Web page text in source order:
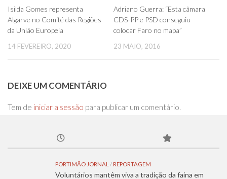
Isilda Gomes representa
Algarve no Comité das Regiões
da União Europeia
14 FEVEREIRO, 2020
Adriano Guerra: “Esta câmara
CDS-PP e PSD conseguiu
colocar Faro no mapa”
23 MAIO, 2016
DEIXE UM COMENTÁRIO
Tem de iniciar a sessão para publicar um comentário.
PORTIMÃO JORNAL / REPORTAGEM
Voluntários mantêm viva a tradição da faina em